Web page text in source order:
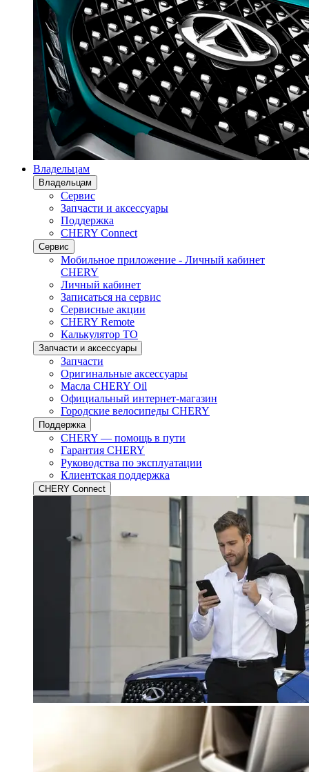
Владельцам
Владельцам
Сервис
Запчасти и аксессуары
Поддержка
CHERY Connect
Сервис
Мобильное приложение - Личный кабинет
CHERY
Личный кабинет
Записаться на сервис
Сервисные акции
CHERY Remote
Калькулятор ТО
Запчасти и аксессуары
Запчасти
Оригинальные аксессуары
Масла CHERY Oil
Официальный интернет-магазин
Городские велосипеды CHERY
Поддержка
CHERY — помощь в пути
Гарантия CHERY
Руководства по эксплуатации
Клиентская поддержка
CHERY Connect